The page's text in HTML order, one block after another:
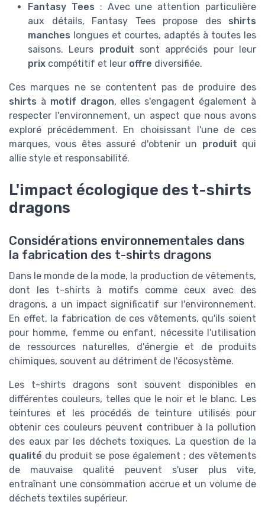
Fantasy Tees : Avec une attention particulière
aux détails, Fantasy Tees propose des shirts
manches longues et courtes, adaptés à toutes les
saisons. Leurs produit sont appréciés pour leur
prix compétitif et leur offre diversifiée.
Ces marques ne se contentent pas de produire des
shirts à motif dragon, elles s'engagent également à
respecter l'environnement, un aspect que nous avons
exploré précédemment. En choisissant l'une de ces
marques, vous êtes assuré d'obtenir un produit qui
allie style et responsabilité.
L'impact écologique des t-shirts
dragons
Considérations environnementales dans
la fabrication des t-shirts dragons
Dans le monde de la mode, la production de vêtements,
dont les t-shirts à motifs comme ceux avec des
dragons, a un impact significatif sur l'environnement.
En effet, la fabrication de ces vêtements, qu'ils soient
pour homme, femme ou enfant, nécessite l'utilisation
de ressources naturelles, d'énergie et de produits
chimiques, souvent au détriment de l'écosystème.
Les t-shirts dragons sont souvent disponibles en
différentes couleurs, telles que le noir et le blanc. Les
teintures et les procédés de teinture utilisés pour
obtenir ces couleurs peuvent contribuer à la pollution
des eaux par les déchets toxiques. La question de la
qualité du produit se pose également ; des vêtements
de mauvaise qualité peuvent s'user plus vite,
entraînant une consommation accrue et un volume de
déchets textiles supérieur.